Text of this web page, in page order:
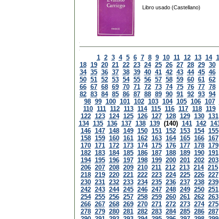
Libro usado (Castellano)
1 2 3 4 5 6 7 8 9 10 11 12 13 14
18 19 20 21 22 23 24 25 26 27 28 29 30
34 35 36 37 38 39 40 41 42 43 44 45 46
50 51 52 53 54 55 56 57 58 59 60 61 62
66 67 68 69 70 71 72 73 74 75 76 77 78
82 83 84 85 86 87 88 89 90 91 92 93 94
98 99 100 101 102 103 104 105 106 107
110 111 112 113 114 115 116 117 118 119
122 123 124 125 126 127 128 129 130 131
134 135 136 137 138 139 (140) 141 142
146 147 148 149 150 151 152 153 154 155
158 159 160 161 162 163 164 165 166 167
170 171 172 173 174 175 176 177 178 179
182 183 184 185 186 187 188 189 190 191
194 195 196 197 198 199 200 201 202 203
206 207 208 209 210 211 212 213 214 215
218 219 220 221 222 223 224 225 226 227
230 231 232 233 234 235 236 237 238 239
242 243 244 245 246 247 248 249 250 251
254 255 256 257 258 259 260 261 262 263
266 267 268 269 270 271 272 273 274 275
278 279 280 281 282 283 284 285 286 287